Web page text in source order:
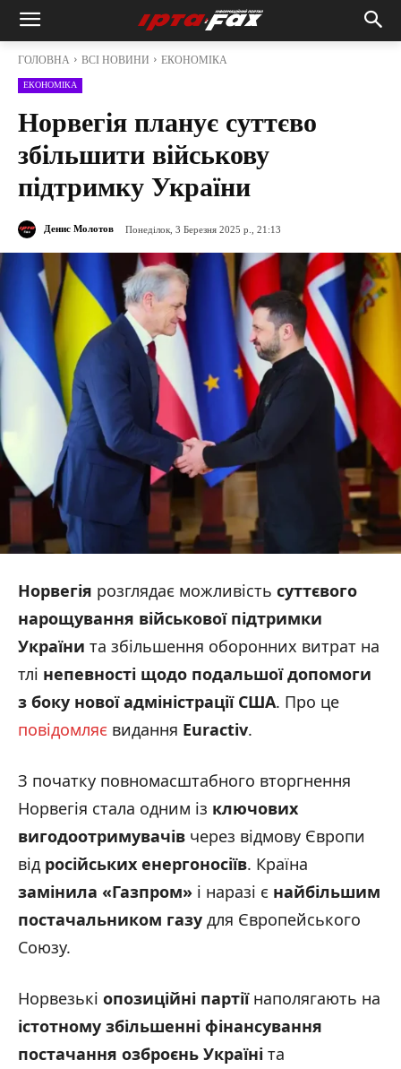
ГОЛОВНА ВСІ НОВИНИ ЕКОНОМІКА
ЕКОНОМІКА
Норвегія планує суттєво
збільшити військову
підтримку України
Денис Молотов Понеділок, 3 Березня 2025 р., 21:13
Норвегія розглядає можливість суттєвого
нарощування військової підтримки
України та збільшення оборонних витрат на
тлі непевності щодо подальшої допомоги
з боку нової адміністрації США. Про це
повідомляє видання Euractiv.
З початку повномасштабного вторгнення
Норвегія стала одним із ключових
вигодоотримувачів через відмову Європи
від російських енергоносіїв. Країна
замінила «Газпром» і наразі є найбільшим
постачальником газу для Європейського
Союзу.
Норвезькі опозиційні партіїнаполягають на
істотному збільшенні фінансування
постачання озброєнь Україні та